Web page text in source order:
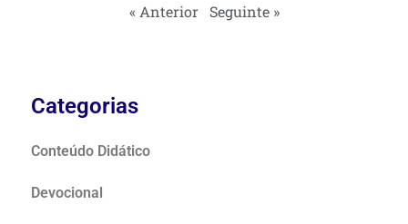
« Anterior Seguinte »
Categorias
Conteúdo Didático
Devocional